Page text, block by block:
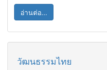
อ่านต่อ...
วัฒนธรรมไทย